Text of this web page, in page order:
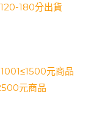
120-180分出貨
1001≤1500元商品
元商品